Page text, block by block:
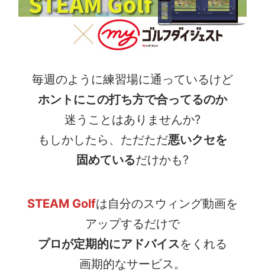
毎週のように練習場に通っているけど
ホントにこの打ち方で合ってるのか
迷うことはありませんか?
もしかしたら、ただただ悪いクセを
固めているだけかも?
STEAM Golfは自分のスウィング動画を
アップするだけで
プロが定期的にアドバイスをくれる
画期的なサービス。